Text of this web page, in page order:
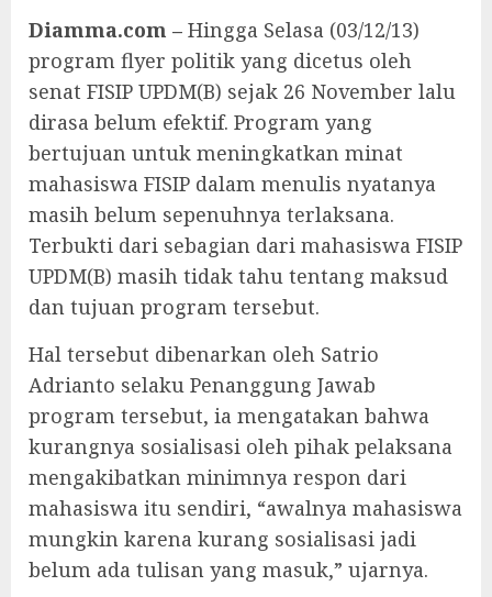
Diamma.com – Hingga Selasa (03/12/13)
program flyer politik yang dicetus oleh
senat FISIP UPDM(B) sejak 26 November lalu
dirasa belum efektif. Program yang
bertujuan untuk meningkatkan minat
mahasiswa FISIP dalam menulis nyatanya
masih belum sepenuhnya terlaksana.
Terbukti dari sebagian dari mahasiswa FISIP
UPDM(B) masih tidak tahu tentang maksud
dan tujuan program tersebut.
Hal tersebut dibenarkan oleh Satrio
Adrianto selaku Penanggung Jawab
program tersebut, ia mengatakan bahwa
kurangnya sosialisasi oleh pihak pelaksana
mengakibatkan minimnya respon dari
mahasiswa itu sendiri, “awalnya mahasiswa
mungkin karena kurang sosialisasi jadi
belum ada tulisan yang masuk,” ujarnya.